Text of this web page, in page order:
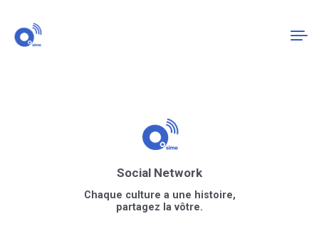
Social Network
Chaque culture a une histoire,
partagez la vôtre.